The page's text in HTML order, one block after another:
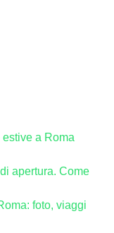
a Roma
apertura. Come
foto, viaggi